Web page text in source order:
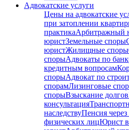
Адвокатские услуги
Цены на адвокатские
при затоплении
практикаАрбитражный
юристЗемельные споры
юристЖилищные споры
спорыАдвокаты по
кредитным вопросам
спорыАдвокат по
спорамЛизинговые
спорыВзыскание долгов
консультация
наследствуПенсия через
физических лицЮрист